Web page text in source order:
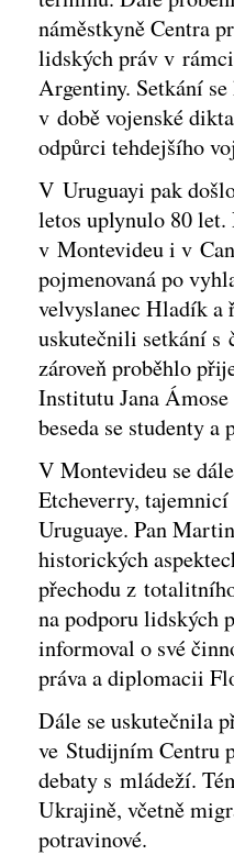
náměstkyně Centra
lidských práv v
Argentiny. Setkání
v době vojenské
odpůrci tehdejšího
V Uruguayi pak
letos uplynulo 80
v Montevideu i v
pojmenovaná po
velvyslanec Hladík a
uskutečnili setkání s
zároveň proběhlo
Institutu Jana
beseda se studenty a
V Montevideu se
Etcheverry,
Uruguaye. Pan
historických
přechodu z
na podporu lidských
informoval o své
práva a diplomacii
Dále se uskutečnila
ve Studijním Centru
debaty s mládeží.
Ukrajině, včetně
potravinové.